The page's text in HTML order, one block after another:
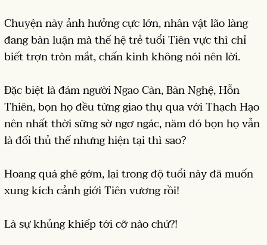
Chuyện này ảnh hưởng cực lớn, nhân vật lão làng
đang bàn luận mà thế hệ trẻ tuổi Tiên vực thì chỉ
biết trợn tròn mắt, chấn kinh không nói nên lời.
Đặc biệt là đám người Ngao Càn, Bàn Nghệ, Hỗn
Thiên, bọn họ đều từng giao thụ qua với Thạch Hạo
nên nhất thời sững sờ ngơ ngác, năm đó bọn họ vẫn
là đối thủ thế nhưng hiện tại thì sao?
Hoang quá ghê gớm, lại trong độ tuổi này đã muốn
xung kích cảnh giới Tiên vương rồi!
Là sự khủng khiếp tới cỡ nào chứ?!